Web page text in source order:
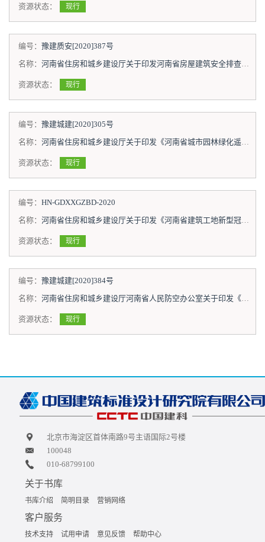
资源状态： 现行
编号： 豫建质安[2020]387号
名称： 河南省住房和城乡建设厅关于印发河南省房屋建筑安全排查技术指南（试行）的通知
资源状态： 现行
编号： 豫建城建[2020]305号
名称： 河南省住房和城乡建设厅关于印发《河南省城市园林绿化遥感调查技术导则》的通知
资源状态： 现行
编号： HN-GDXXGZBD-2020
名称： 河南省住房和城乡建设厅关于印发《河南省建筑工地新型冠状病毒感染肺炎疫情防控指南》的通知
资源状态： 现行
编号： 豫建城建[2020]384号
名称： 河南省住房和城乡建设厅河南省人民防空办公室关于印发《河南省城市地下空间暨人防工程综合利用规划编制导则》《河南省城市地下综合管廊工程人民防空设计导则》的通知
资源状态： 现行
北京市海淀区首体南路9号主语国际2号楼
100048
010-68799100
关于书库
书库介绍 简明目录 营销网络
客户服务
技术支持 试用申请 意见反馈 帮助中心